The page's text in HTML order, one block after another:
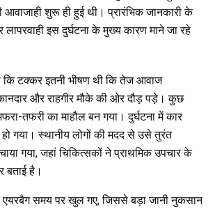
a
m
आवाजाही शुरू ही हुई थी। प्रारंभिक जानकारी के
इस दुर्घटना के मुख्य कारण माने जा रहे
कि टक्कर इतनी भीषण थी कि तेज आवाज
और राहगीर मौके की ओर दौड़ पड़े। कुछ
तफरी का माहौल बन गया। दुर्घटना में कार
गया। स्थानीय लोगों की मदद से उसे तुरंत
गया, जहां चिकित्सकों ने प्राथमिक उपचार के
बताई है।
एयरबैग समय पर खुल गए, जिससे बड़ा जानी नुकसान